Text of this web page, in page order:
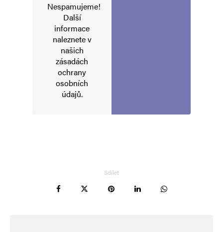
Nespamujeme!
Další
informace
naleznete v
našich
zásadách
ochrany
osobních
údajů.
Sdílet